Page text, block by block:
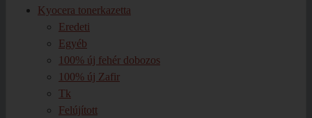
Kyocera tonerkazetta
Eredeti
Egyéb
100% új fehér dobozos
100% új Zafir
Tk
Felújított